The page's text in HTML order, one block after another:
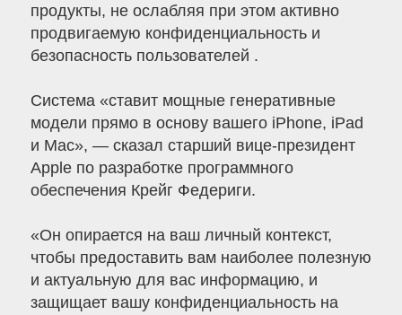
продукты, не ослабляя при этом активно
продвигаемую конфиденциальность и
безопасность пользователей .
Система «ставит мощные генеративные
модели прямо в основу вашего iPhone, iPad
и Mac», — сказал старший вице-президент
Apple по разработке программного
обеспечения Крейг Федериги.
«Он опирается на ваш личный контекст,
чтобы предоставить вам наиболее полезную
и актуальную для вас информацию, и
защищает вашу конфиденциальность на